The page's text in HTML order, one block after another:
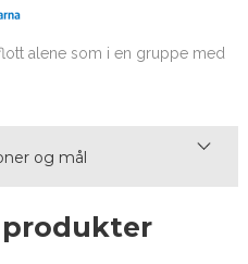
alene som i en gruppe med
og mål